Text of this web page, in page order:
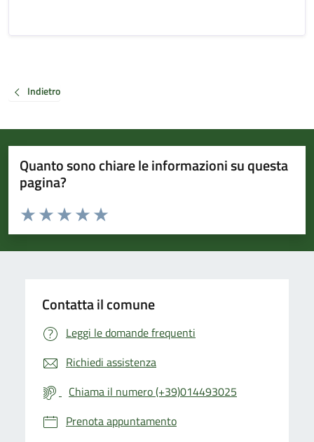
Indietro
Quanto sono chiare le informazioni su questa
pagina?
Valuta da 1 a 5 stelle la pagina
Valuta 5 stelle su 5
Valuta 4 stelle su 5
Valuta 3 stelle su 5
Valuta 2 stelle su 5
Valuta 1 stelle su 5
Contatta il comune
Leggi le domande frequenti
Richiedi assistenza
Chiama il numero (+39)014493025
Prenota appuntamento